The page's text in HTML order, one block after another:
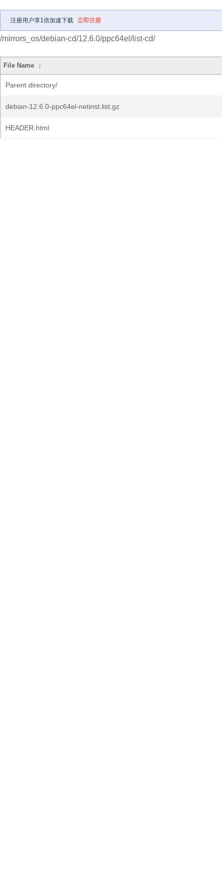
注册用户享1倍加速下载 立即注册
/mirrors_os/debian-cd/12.6.0/ppc64el/list-cd/
File Name ↓
Parent directory/
debian-12.6.0-ppc64el-netinst.list.gz
HEADER.html